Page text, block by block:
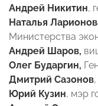
Андрей Никитин,
Наталья
Министерства
Андрей Шаров,
Олег Бударгин,
Дмитрий Сазонов
Юрий Кузин, мэр